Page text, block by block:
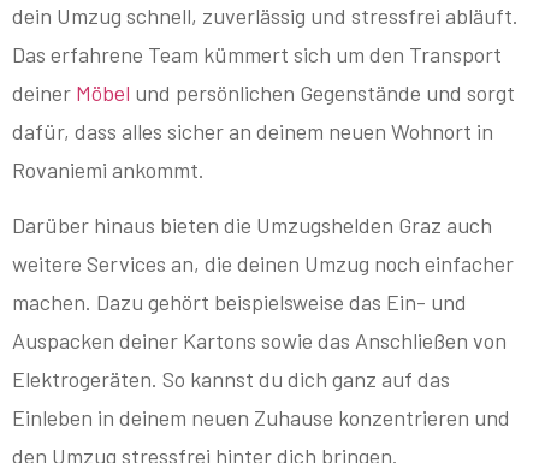
dein Umzug schnell, zuverlässig und stressfrei abläuft.
Das erfahrene Team kümmert sich um den Transport
deiner Möbel und persönlichen Gegenstände und sorgt
dafür, dass alles sicher an deinem neuen Wohnort in
Rovaniemi ankommt.
Darüber hinaus bieten die Umzugshelden Graz auch
weitere Services an, die deinen Umzug noch einfacher
machen. Dazu gehört beispielsweise das Ein- und
Auspacken deiner Kartons sowie das Anschließen von
Elektrogeräten. So kannst du dich ganz auf das
Einleben in deinem neuen Zuhause konzentrieren und
den Umzug stressfrei hinter dich bringen.